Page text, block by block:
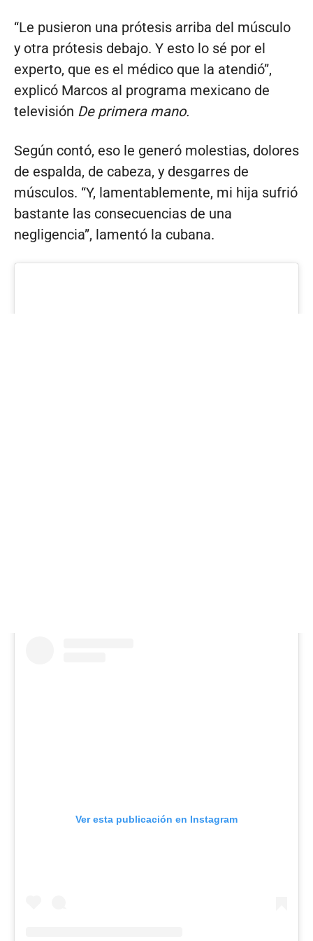
“Le pusieron una prótesis arriba del músculo
y otra prótesis debajo. Y esto lo sé por el
experto, que es el médico que la atendió”,
explicó Marcos al programa mexicano de
televisión De primera mano.
Según contó, eso le generó molestias, dolores
de espalda, de cabeza, y desgarres de
músculos. “Y, lamentablemente, mi hija sufrió
bastante las consecuencias de una
negligencia”, lamentó la cubana.
Ver esta publicación en Instagram